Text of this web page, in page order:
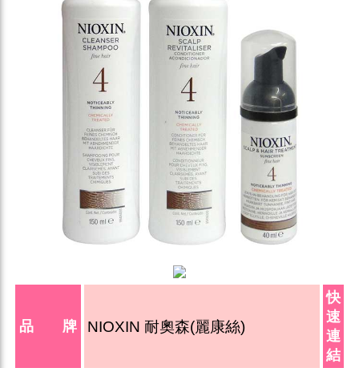
品 牌 NIOXIN 耐奧森(麗康絲)
快
速
連
結